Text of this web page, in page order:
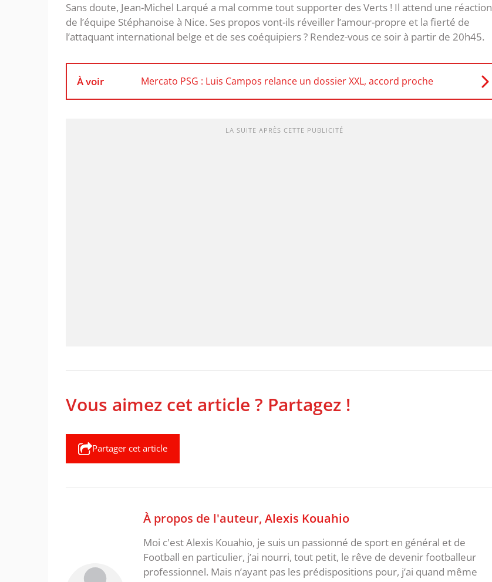
Sans doute, Jean-Michel Larqué a mal comme tout supporter des Verts ! Il attend une réaction
de l’équipe Stéphanoise à Nice. Ses propos vont-ils réveiller l’amour-propre et la fierté de
l’attaquant international belge et de ses coéquipiers ? Rendez-vous ce soir à partir de 20h45.
À voir Mercato PSG : Luis Campos relance un dossier XXL, accord proche
LA SUITE APRÈS CETTE PUBLICITÉ
Vous aimez cet article ? Partagez !
Partager cet article
À propos de l'auteur, Alexis Kouahio
Moi c'est Alexis Kouahio, je suis un passionné de sport en général et de
Football en particulier, j’ai nourri, tout petit, le rêve de devenir footballeur
professionnel. Mais n’ayant pas les prédispositions pour, j’ai quand même